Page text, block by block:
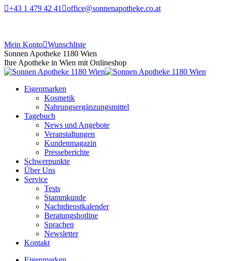
+43 1 479 42 41 office@sonnenapotheke.co.at
Mein Konto Wunschliste
Sonnen Apotheke 1180 Wien
Ihre Apotheke in Wien mit Onlineshop
Eigenmarken
Kosmetik
Nahrungsergänzungsmittel
Tagebuch
News und Angebote
Veranstaltungen
Kundenmagazin
Presseberichte
Schwerpunkte
Über Uns
Service
Tests
Stammkunde
Nachtdienstkalender
Beratungshotline
Sprachen
Newsletter
Kontakt